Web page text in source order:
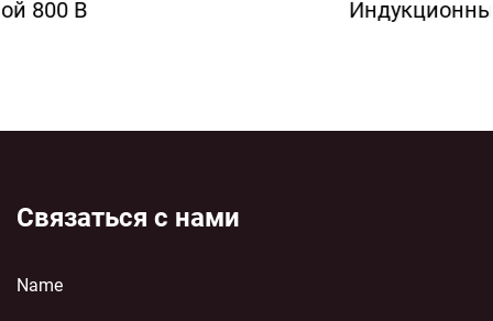
Индукционные конденсаторы
Связаться с нами